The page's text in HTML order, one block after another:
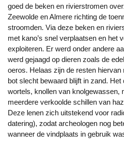
goed de beken en rivierstromen
Zeewolde en Almere richting de
stroomden. Via deze beken en
met kano’s snel verplaatsen en het
exploiteren. Er werd onder andere
werd gejaagd op dieren zoals de
oeros. Helaas zijn de resten hiervan
bot slecht bewaard blijft in zand.
wortels, knollen van knolgewassen,
meerdere verkoolde schillen van
Deze lenen zich uitstekend voor
datering), zodat archeologen nog
wanneer de vindplaats in gebruik